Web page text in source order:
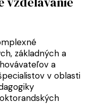
základných a
a
v oblasti